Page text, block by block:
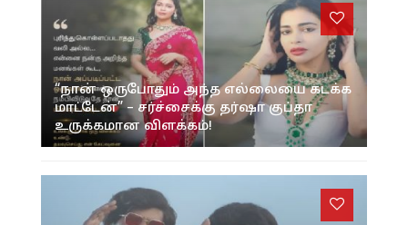
“நான் ஒருபோதும் அந்த எல்லையை கடக்க
மாட்டேன்” – சர்ச்சைக்கு தர்ஷா குப்தா
உருக்கமான விளக்கம்!